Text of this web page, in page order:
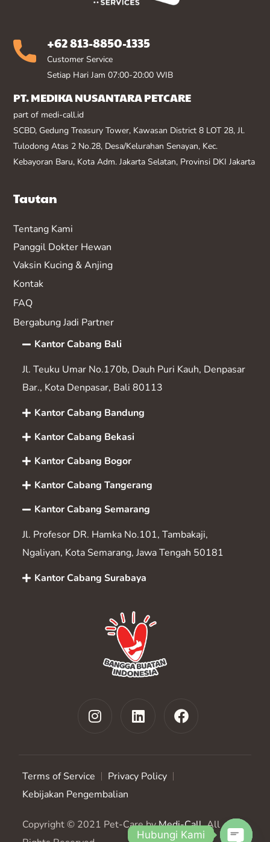
+62 813-8850-1335
Customer Service
Setiap Hari Jam 07:00-20:00 WIB
PT. MEDIKA NUSANTARA PETCARE
part of medi-call.id
SCBD, Gedung Treasury Tower, Kawasan District 8 LOT 28, Jl.
Tulodong Atas 2 No.28, Desa/Kelurahan Senayan, Kec.
Kebayoran Baru, Kota Adm. Jakarta Selatan, Provinsi DKI Jakarta
Tautan
Tentang Kami
Panggil Dokter Hewan
Vaksin Kucing & Anjing
Kontak
FAQ
Bergabung Jadi Partner
Kantor Cabang Bali
Jl. Teuku Umar No.170b, Dauh Puri Kauh, Denpasar
Bar., Kota Denpasar, Bali 80113
Kantor Cabang Bandung
Kantor Cabang Bekasi
Kantor Cabang Bogor
Kantor Cabang Tangerang
Kantor Cabang Semarang
Jl. Profesor DR. Hamka No.101, Tambakaji,
Ngaliyan, Kota Semarang, Jawa Tengah 50181
Kantor Cabang Surabaya
Terms of Service
Privacy Policy
Kebijakan Pengembalian
Copyright © 2021 Pet-Care byMedi-Call. All
Hubungi Kami